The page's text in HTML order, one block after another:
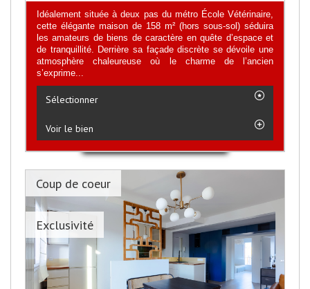
Idéalement située à deux pas du métro École Vétérinaire,
cette élégante maison de 158 m² (hors sous-sol) séduira
les amateurs de biens de caractère en quête d’espace et
de tranquillité. Derrière sa façade discrète se dévoile une
atmosphère chaleureuse où le charme de l’ancien
s’exprime...
Sélectionner
Voir le bien
Exclusivité
Coup de coeur